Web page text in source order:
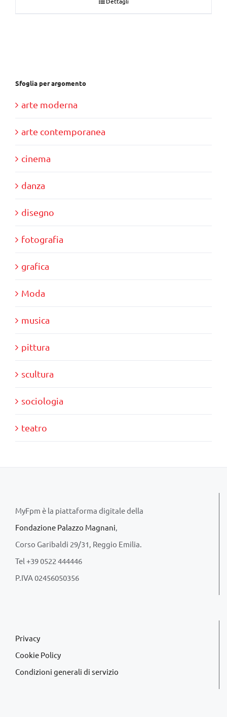
Sfoglia per argomento
arte moderna
arte contemporanea
cinema
danza
disegno
fotografia
grafica
Moda
musica
pittura
scultura
sociologia
teatro
MyFpm è la piattaforma digitale della
Fondazione Palazzo Magnani,
Corso Garibaldi 29/31, Reggio Emilia.
Tel +39 0522 444446
P.IVA 02456050356
Privacy
Cookie Policy
Condizioni generali di servizio